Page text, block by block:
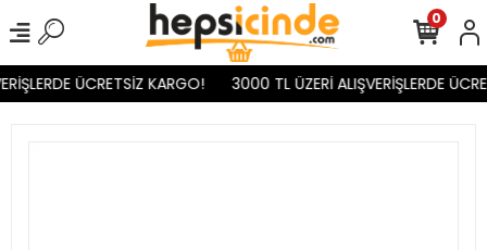
ÜCRETSİZ KARGO! 3000 TL ÜZERİ ALIŞVERİŞLERDE
0